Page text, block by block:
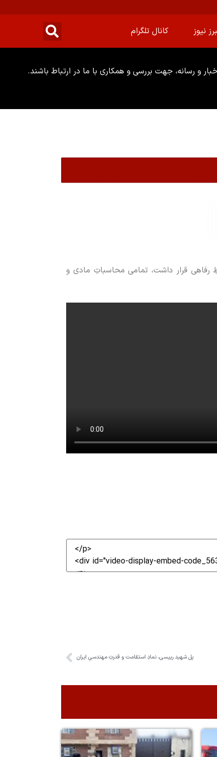
نیوز کانال تلگرام
و رسانه، جهت بررسی و همکاری با ما در ارتباط باشند.
رفاهی قرار داشت، تمامی محاسباتِ مادی و
پل شهید رییسی، نمادِ استقامت و قدرتِ مهندسیِ ایران